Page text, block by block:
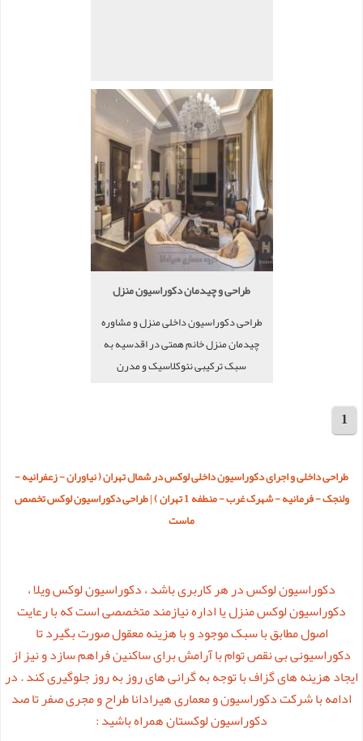
طراحی و چیدمان دکوراسیون منزل
طراحی دکوراسیون داخلی منزل و مشاوره
چیدمان منزل خانم همتی در اقدسیه به
سبک ترکیبی نئوکلاسیک و مدرن
1
طراحی داخلی و اجرای دکوراسیون داخلی لوکس در شمال تهران ( نیاوران - زعفرانیه -
ولنجک - فرمانیه - شهرک غرب - منطفه 1 تهران ) | طراحی دکوراسیون لوکس تخصص
ماست
دکوراسیون لوکس در هر کاربری باشد ، دکوراسیون لوکس ویلا ،
دکوراسیون لوکس منزل یا اداره نیازمند متخصصی است که با رعایت
اصول مطابق با سبک موجود و با هزینه معقول صورت بگیرد تا
دکوراسیونی بی نقص توام با آرامش برای ساکنین فراهم سازد و نیز از
ایجاد هزینه های گزاف با توجه به گرانی های روز به روز جلوگیری کند . در
ادامه با شرکت دکوراسیون و معماری هیرادانا طراح و مجری صفر تا صد
دکوراسیون لوکستان همراه باشید :